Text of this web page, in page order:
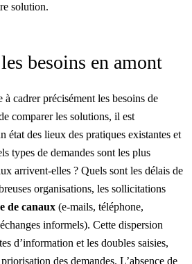
solution.
besoins en amont
à cadrer précisément les besoins de
comparer les solutions, il est
état des lieux des pratiques existantes et
types de demandes sont les plus
arrivent-elles ? Quels sont les délais de
organisations, les sollicitations
de canaux (e-mails, téléphone,
informels). Cette dispersion
d’information et les doubles saisies,
des demandes. L’absence de